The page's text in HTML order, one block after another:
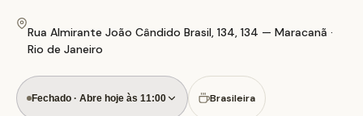
Rua Almirante João Cândido Brasil, 134, 134 — Maracanã ·
Rio de Janeiro
Fechado · Abre hoje às 11:00 Brasileira